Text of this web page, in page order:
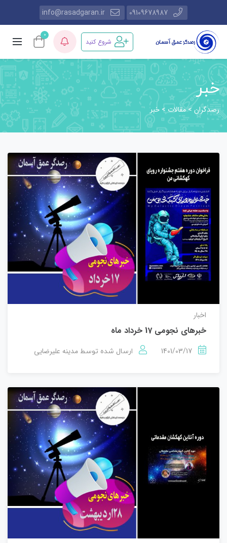
09109678987
info@rasadgaran.ir
شروع کنید
0
خبر
رصدگران>مقالات> خبر
اخبار
خبرهای نجومی 17 خرداد ماه
1401/03/17 ارسال شده توسط مدینه علیرضایی